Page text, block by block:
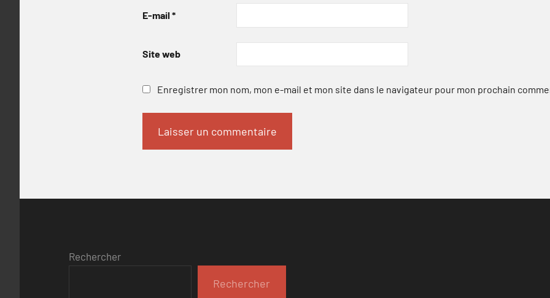
E-mail *
Site web
Enregistrer mon nom, mon e-mail et mon site dans le navigateur pour mon prochain
Rechercher
Rechercher